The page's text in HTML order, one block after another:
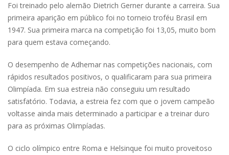
Foi treinado pelo alemão Dietrich Gerner durante a carreira. Sua
primeira aparição em público foi no torneio troféu Brasil em
1947. Sua primeira marca na competição foi 13,05, muito bom
para quem estava começando.
O desempenho de Adhemar nas competições nacionais, com
rápidos resultados positivos, o qualificaram para sua primeira
Olimpíada. Em sua estreia não conseguiu um resultado
satisfatório. Todavia, a estreia fez com que o jovem campeão
voltasse ainda mais determinado a participar e a treinar duro
para as próximas Olimpíadas.
O ciclo olímpico entre Roma e Helsinque foi muito proveitoso